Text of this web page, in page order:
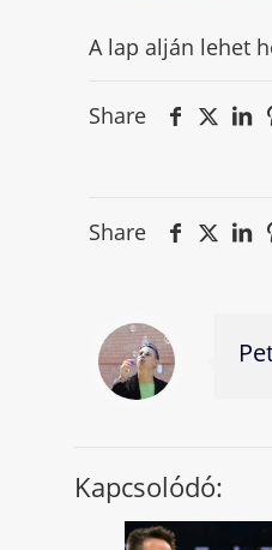
A lap alján lehet
Share
Share
Kapcsolódó: